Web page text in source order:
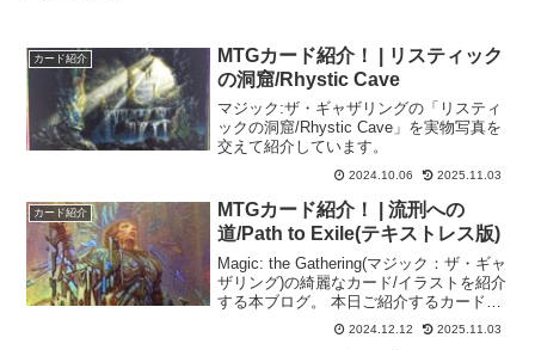
カード紹介
MTGカード紹介！ | リスティック
の洞窟/Rhystic Cave
マジック:ザ・ギャザリングの「リスティ
ックの洞窟/Rhystic Cave」を実物写真を
交えて紹介しています。
2024.10.06 2025.11.03
カード紹介
MTGカード紹介！ | 流刑への
道/Path to Exile(テキストレス版)
Magic: the Gathering(マジック：ザ・ギャ
ザリング)の綺麗なカード/イラストを紹介
する本ブログ。 本日ご紹介するカードは
イラストが全面に描かれた「 流刑への
道/Path to Exile(テキストレス版)」！！
2024.12.12 2025.11.03